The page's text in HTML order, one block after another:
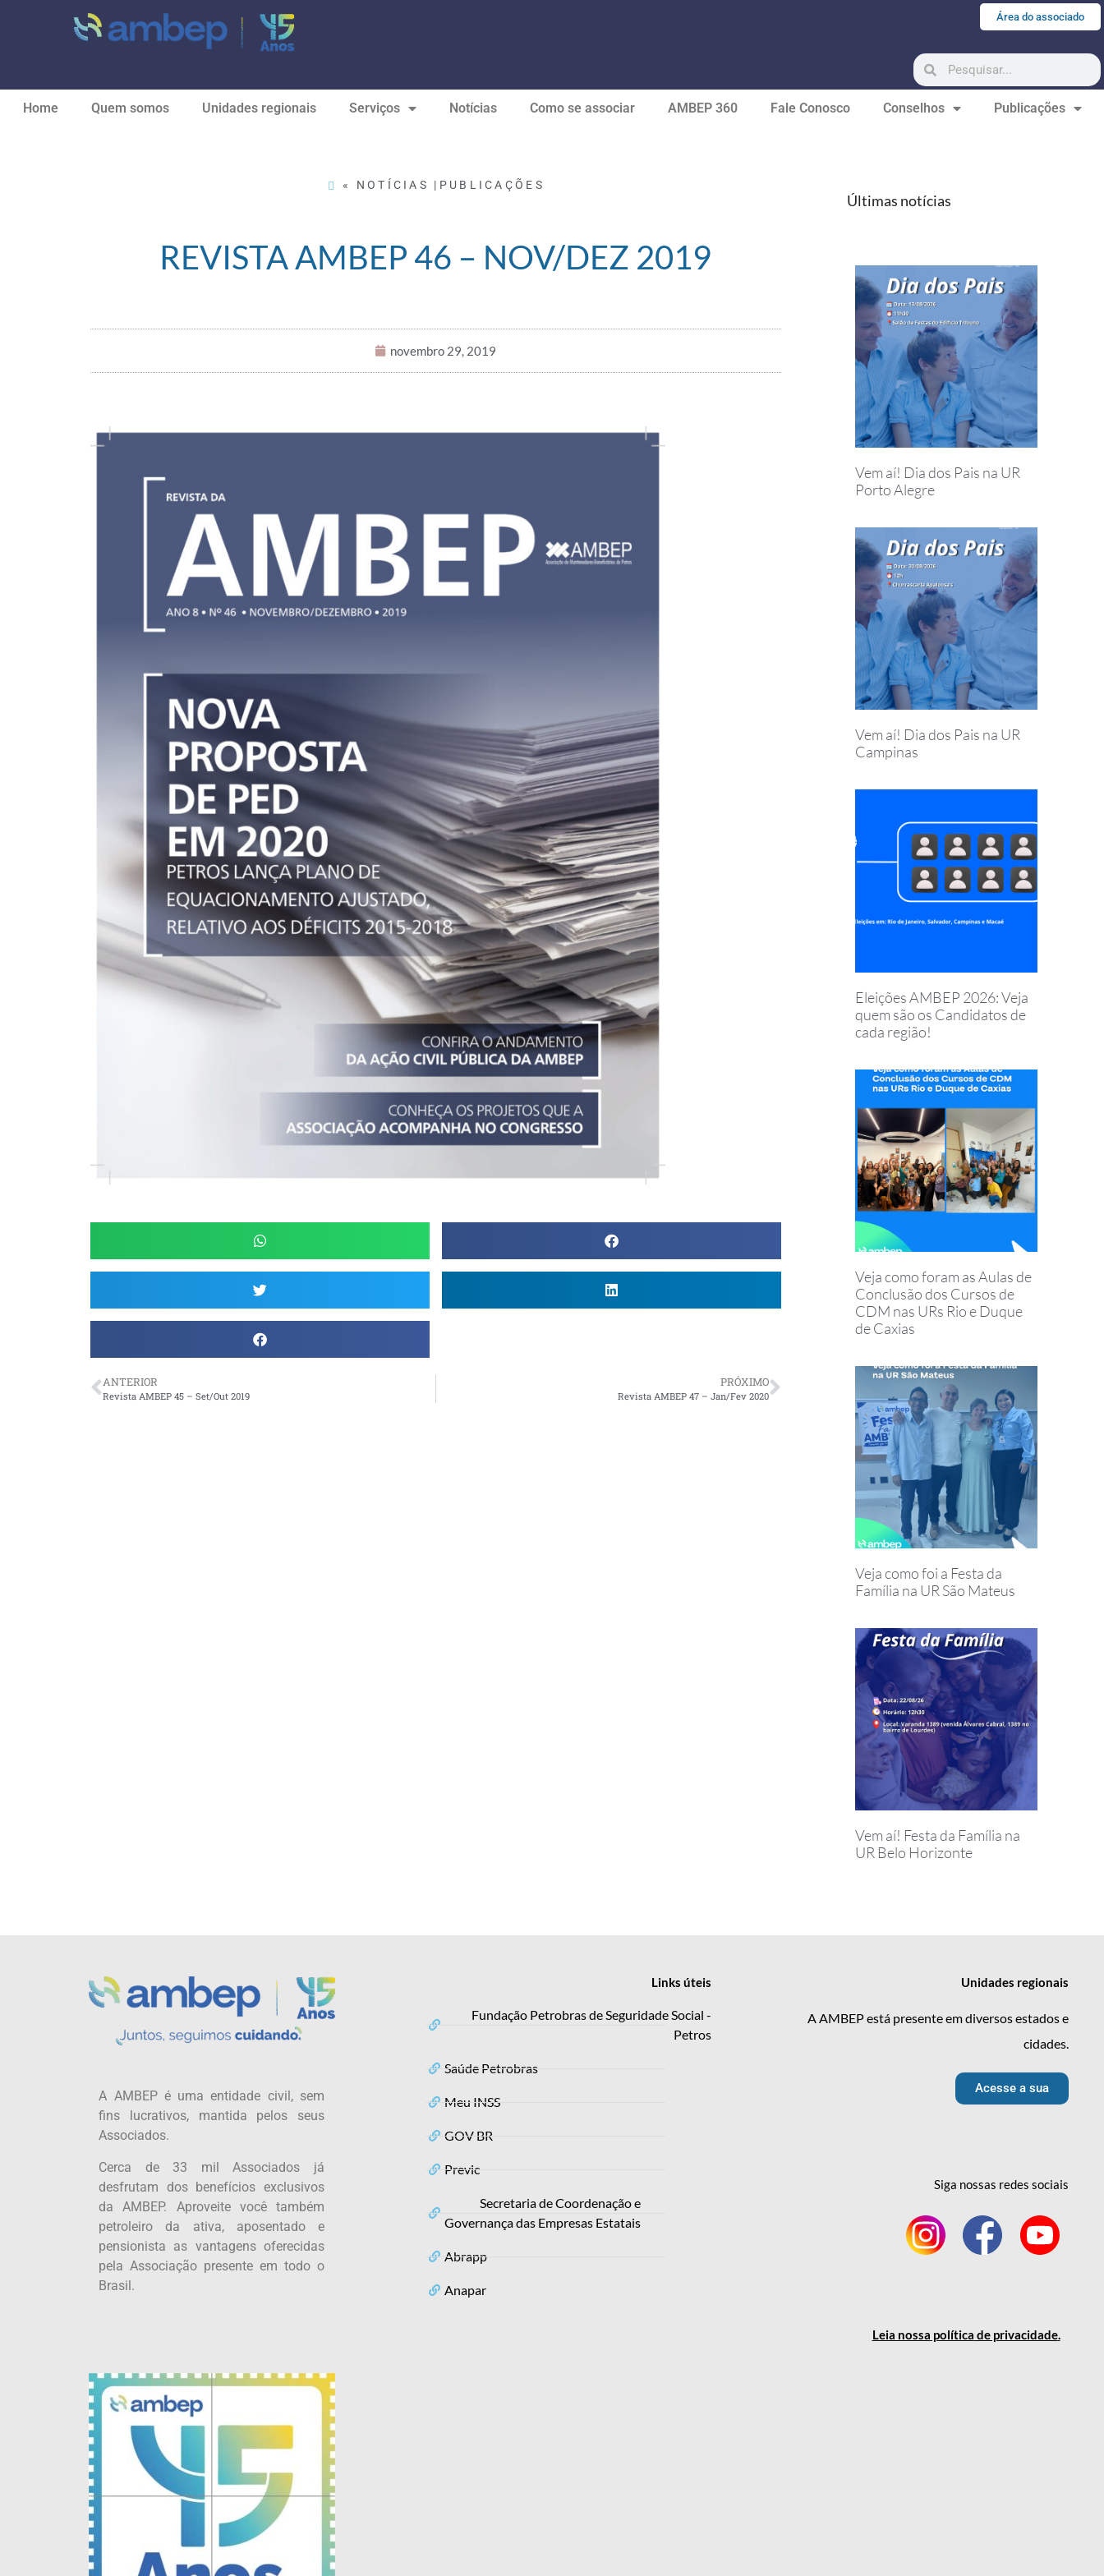
Área do associado
Home Quem somos Unidades regionais Serviços Notícias Como se associar AMBEP 360 Fale Conosco Conselhos Publicações
« NOTÍCIAS | PUBLICAÇÕES
REVISTA AMBEP 46 – NOV/DEZ 2019
novembro 29, 2019
ANTERIOR
Revista AMBEP 45 – Set/Out 2019
PRÓXIMO
Revista AMBEP 47 – Jan/Fev 2020
Últimas notícias
Vem aí! Dia dos Pais na UR
Porto Alegre
Vem aí! Dia dos Pais na UR
Campinas
Eleições AMBEP 2026: Veja
quem são os Candidatos de
cada região!
Veja como foram as Aulas de
Conclusão dos Cursos de
CDM nas URs Rio e Duque
de Caxias
Veja como foi a Festa da
Família na UR São Mateus
Vem aí! Festa da Família na
UR Belo Horizonte
A AMBEP é uma entidade civil, sem
fins lucrativos, mantida pelos seus
Associados.
Cerca de 33 mil Associados já
desfrutam dos benefícios exclusivos
da AMBEP. Aproveite você também
petroleiro da ativa, aposentado e
pensionista as vantagens oferecidas
pela Associação presente em todo o
Brasil.
Links úteis
Fundação Petrobras de Seguridade Social -
Petros
Saúde Petrobras
Meu INSS
GOV BR
Previc
Secretaria de Coordenação e
Governança das Empresas Estatais
Abrapp
Anapar
Unidades regionais
A AMBEP está presente em diversos estados e
cidades.
Acesse a sua
Siga nossas redes sociais
Leia nossa política de privacidade.